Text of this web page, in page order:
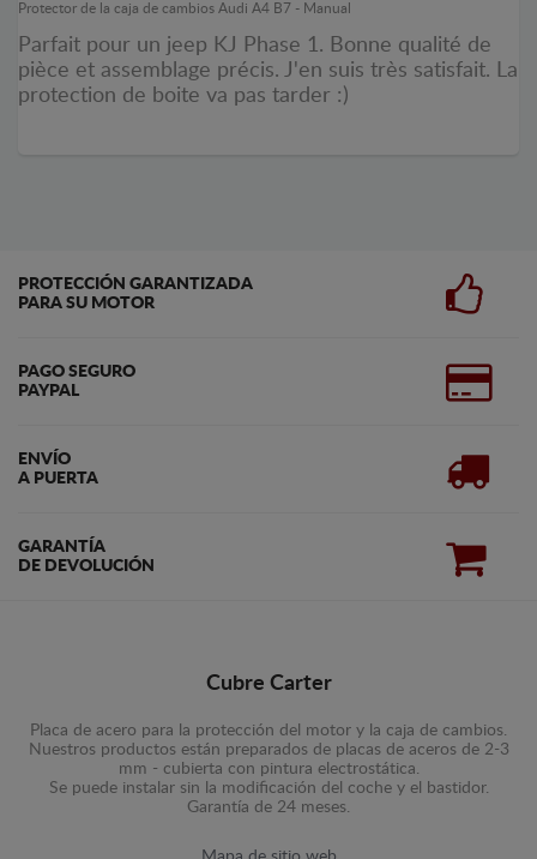
Protector de la caja de cambios Audi A4 B7 - Manual
Parfait pour un jeep KJ Phase 1. Bonne qualité de
pièce et assemblage précis. J'en suis très satisfait. La
protection de boite va pas tarder :)
PROTECCIÓN GARANTIZADA
PARA SU MOTOR
PAGO SEGURO
PAYPAL
ENVÍO
A PUERTA
GARANTÍA
DE DEVOLUCIÓN
Cubre Carter
Placa de acero para la protección del motor y la caja de cambios.
Nuestros productos están preparados de placas de aceros de 2-3
mm - cubierta con pintura electrostática.
Se puede instalar sin la modificación del coche y el bastidor.
Garantía de 24 meses.